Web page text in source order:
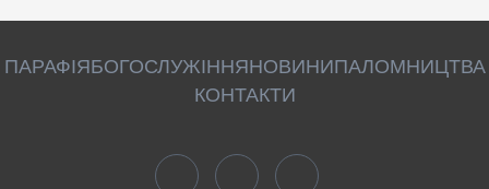
ПАРАФІЯБОГОСЛУЖІННЯНОВИНИПАЛОМНИЦТВА
КОНТАКТИ